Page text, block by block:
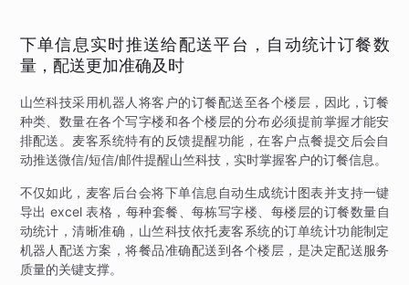
下单信息实时推送给配送平台，自动统计订餐数
量，配送更加准确及时
山竺科技采用机器人将客户的订餐配送至各个楼层，因此，订餐
种类、数量在各个写字楼和各个楼层的分布必须提前掌握才能安
排配送。麦客系统特有的反馈提醒功能，在客户点餐提交后会自
动推送微信/短信/邮件提醒山竺科技，实时掌握客户的订餐信息。
不仅如此，麦客后台会将下单信息自动生成统计图表并支持一键
导出 excel 表格，每种套餐、每栋写字楼、每楼层的订餐数量自
动统计，清晰准确，山竺科技依托麦客系统的订单统计功能制定
机器人配送方案，将餐品准确配送到各个楼层，是决定配送服务
质量的关键支撑。